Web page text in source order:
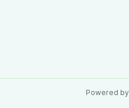
Powered by